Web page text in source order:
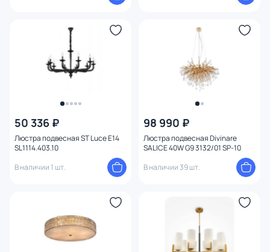
50 336 ₽
Люстра подвесная ST Luce E14
SL1114.403.10
В наличии 1 шт.
98 990 ₽
Люстра подвесная Divinare
SALICE 40W G9 3132/01 SP-10
В наличии 39 шт.